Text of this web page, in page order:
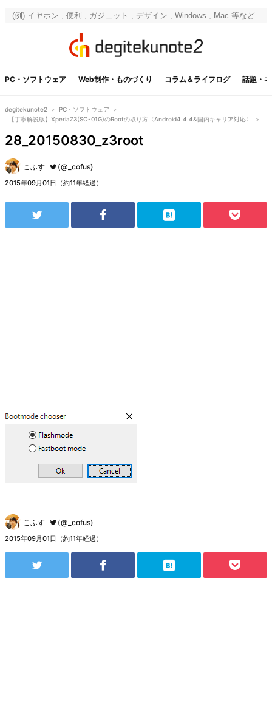
PC・ソフトウェア Web制作・ものづくり コラム＆ライフログ 話題・
degitekunote2 > PC・ソフトウェア
>
【丁寧解説版】XperiaZ3(SO-01G)のRootの取り方〈Android4.4.4&国内キャリア対応〉
>
28_20150830_z3root
こふす (@_cofus)
2015年09月01日（約11年経過）
こふす (@_cofus)
2015年09月01日（約11年経過）